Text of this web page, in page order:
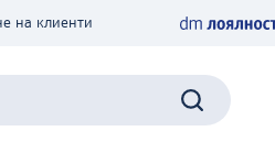
на клиенти